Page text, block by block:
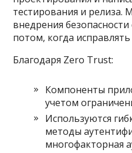
тестирования и релиза.
внедрения безопасности
потом, когда
Благодаря Zero Trust:
Компоненты
учетом
Используются
методы
многофакторная